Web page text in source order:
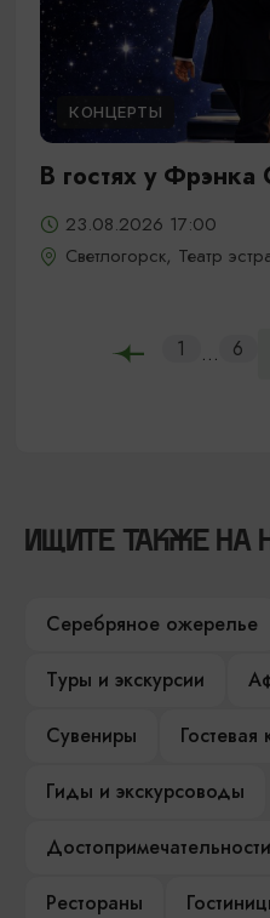
КОНЦЕРТЫ
В гостях у Фрэнка
23.08.2026 17:00
Светлогорск, Театр
1 ... 6
ИЩИТЕ ТАКЖЕ НА
Серебряное ожерелье
Туры и экскурсии
Сувениры
Гостевая
Гиды и экскурсоводы
Достопримечательности
Рестораны